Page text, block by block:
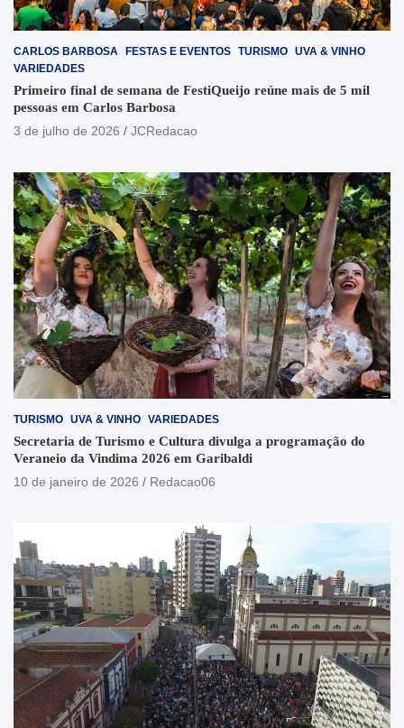
CARLOS BARBOSA FESTAS E EVENTOS TURISMO UVA & VINHO
VARIEDADES
Primeiro final de semana de FestiQueijo reúne mais de 5 mil
pessoas em Carlos Barbosa
3 de julho de 2026
JCRedacao
TURISMO UVA & VINHO VARIEDADES
Secretaria de Turismo e Cultura divulga a programação do
Veraneio da Vindima 2026 em Garibaldi
10 de janeiro de 2026
Redacao06